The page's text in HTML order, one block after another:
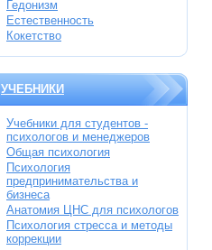
Гедонизм
Естественность
Кокетство
УЧЕБНИКИ
Учебники для студентов -
психологов и менеджеров
Общая психология
Психология
предпринимательства и
бизнеса
Анатомия ЦНС для психологов
Психология стресса и методы
коррекции